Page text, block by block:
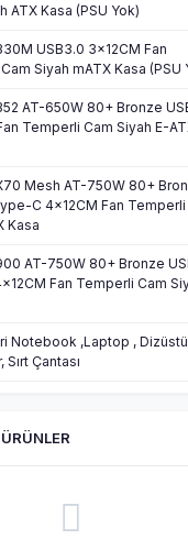
ATX Kasa (PSU Yok)
USB3.0 3×12CM Fan
Siyah mATX Kasa (PSU
AT-650W 80+ Bronze
Temperli Cam Siyah E-
Mesh AT-750W 80+
C 4×12CM Fan Temperli
Kasa
AT-750W 80+ Bronze
Fan Temperli Cam
Notebook ,Laptop , Dizüstü
Çantası